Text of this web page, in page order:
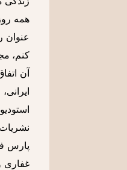
همه
عنوان
کنم،
آن
پارس
غفاری